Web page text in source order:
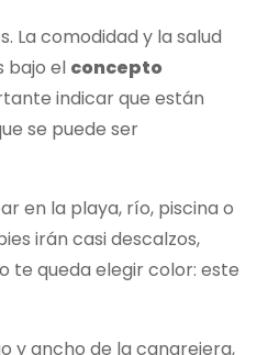
La comodidad y la salud
bajo el concepto
indicar que están
se puede ser
en la playa, río, piscina o
irán casi descalzos,
te queda elegir color: este
y ancho de la cangrejera,